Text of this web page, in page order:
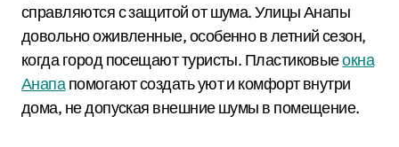
справляются с защитой от шума. Улицы Анапы
довольно оживленные, особенно в летний сезон,
когда город посещают туристы. Пластиковыеокна
Анапапомогают создать уют и комфорт внутри
дома, не допуская внешние шумы в помещение.